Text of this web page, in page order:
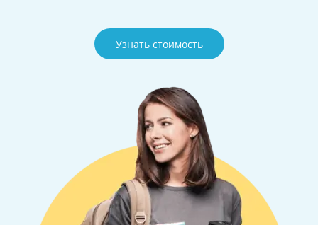
Узнать стоимость